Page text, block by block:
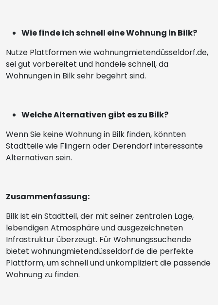
Wie finde ich schnell eine Wohnung in Bilk?
Nutze Plattformen wie wohnungmietendüsseldorf.de,
sei gut vorbereitet und handele schnell, da
Wohnungen in Bilk sehr begehrt sind.
Welche Alternativen gibt es zu Bilk?
Wenn Sie keine Wohnung in Bilk finden, könnten
Stadtteile wie Flingern oder Derendorf interessante
Alternativen sein.
Zusammenfassung:
Bilk ist ein Stadtteil, der mit seiner zentralen Lage,
lebendigen Atmosphäre und ausgezeichneten
Infrastruktur überzeugt. Für Wohnungssuchende
bietet wohnungmietendüsseldorf.de die perfekte
Plattform, um schnell und unkompliziert die passende
Wohnung zu finden.